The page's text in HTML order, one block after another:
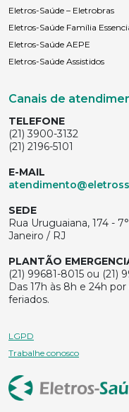
Eletros-Saúde – Eletrobras
Eletros-Saúde Família
Eletros-Saúde AEPE
Eletros-Saúde Assistidos
Canais de
TELEFONE
(21) 3900-3132
(21) 2196-5101
E-MAIL
SEDE
Rua Uruguaiana, 174 -
Janeiro / RJ
PLANTÃO
(21) 99681-8015 ou (21)
Das 17h às 8h e 24h
feriados.
LGPD
Trabalhe conosco